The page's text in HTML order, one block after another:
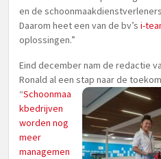
en de
Daarom heet een van de bv’s i-
oplossingen.”
Eind december nam de redactie
Ronald al een stap naar de
“Schoonmaa
kbedrijven
worden nog
meer
managemen